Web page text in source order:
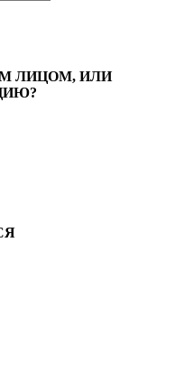
ЛИЦОМ, ИЛИ